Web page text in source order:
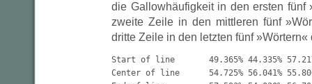
die Gallowhäufigkeit in den ersten fünf
zweite Zeile in den mittleren fünf
dritte Zeile in den letzten fünf
Start of line       49.365% 44.335%
Center of line      54.725% 56.041%